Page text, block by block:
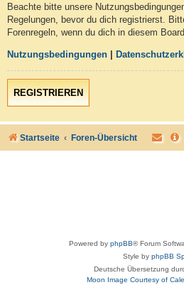
Beachte bitte unsere
Regelungen, bevor du dich registrierst.
Forenregeln, wenn du dich in diesem
Nutzungsbedingungen
REGISTRIEREN
Startseite Foren-Übersicht
Powered by phpBB® Forum
Style by phpBB
Deutsche Übersetzung
Moon Image Courtesy of